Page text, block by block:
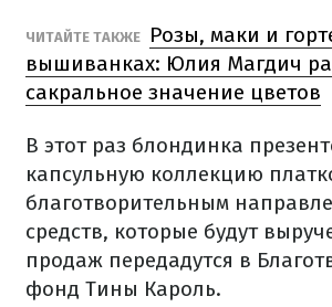
ЧИТАЙТЕ ТАКЖЕ
Розы, маки и
вышиванках: Юлия Магдич
сакральное значение цветов
В этот раз блондинка
капсульную коллекцию
благотворительным
средств, которые будут
продаж передадутся в
фонд Тины Кароль.